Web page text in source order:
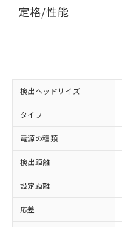
定格/性能
検出ヘッドサイズ
タイプ
電源の種類
検出距離
設定距離
応差